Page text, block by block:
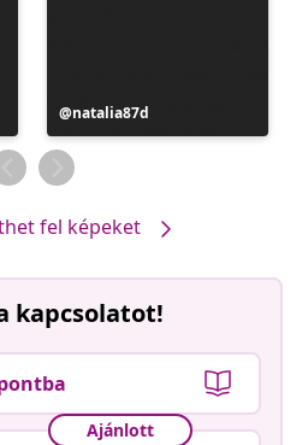
Bejegyzés
közzétevője
natalia87d
fel képeket
kapcsolatot!
Ajánlott